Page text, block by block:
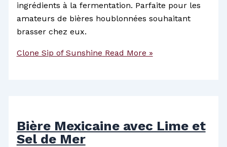
ingrédients à la fermentation. Parfaite pour les
amateurs de bières houblonnées souhaitant
brasser chez eux.
Clone Sip of Sunshine Read More »
Bière Mexicaine avec Lime et
Sel de Mer